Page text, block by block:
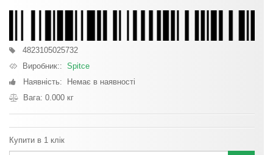
4823105025732
Виробник:: Spitce
Наявність: Немає в наявності
Вага: 0.000 кг
Купити в 1 клік